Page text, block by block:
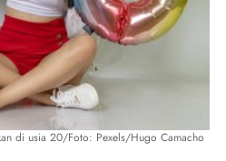
di usia 20/Foto: Pexels/Hugo Camacho